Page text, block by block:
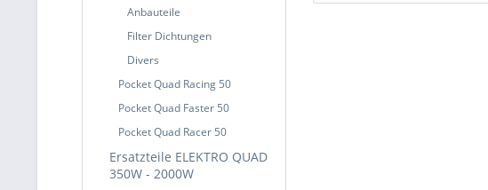
Anbauteile
Filter Dichtungen
Divers
Pocket Quad Racing 50
Pocket Quad Faster 50
Pocket Quad Racer 50
Ersatzteile ELEKTRO QUAD
350W - 2000W